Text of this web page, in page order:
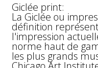
Giclée print:
La Giclée ou
définition
l'impression
norme haut de
les plus grands